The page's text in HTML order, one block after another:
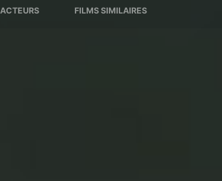
ACTEURS FILMS SIMILAIRES